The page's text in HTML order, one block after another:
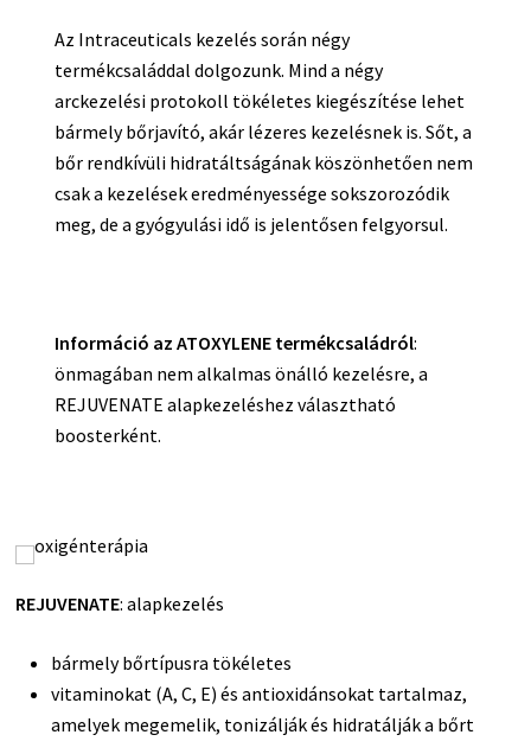
Az Intraceuticals kezelés során négy
termékcsaláddal dolgozunk. Mind a négy
arckezelési protokoll tökéletes kiegészítése lehet
bármely bőrjavító, akár lézeres kezelésnek is. Sőt, a
bőr rendkívüli hidratáltságának köszönhetően nem
csak a kezelések eredményessége sokszorozódik
meg, de a gyógyulási idő is jelentősen felgyorsul.
Információ az ATOXYLENE termékcsaládról:
önmagában nem alkalmas önálló kezelésre, a
REJUVENATE alapkezeléshez választható
boosterként.
REJUVENATE: alapkezelés
bármely bőrtípusra tökéletes
vitaminokat (A, C, E) és antioxidánsokat tartalmaz,
amelyek megemelik, tonizálják és hidratálják a bőrt